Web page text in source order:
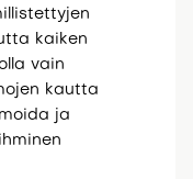
kaiken
vain
kautta
ja